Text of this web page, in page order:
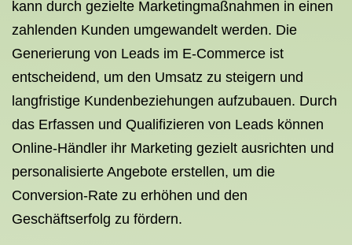
kann durch gezielte Marketingmaßnahmen in einen
zahlenden Kunden umgewandelt werden. Die
Generierung von Leads im E-Commerce ist
entscheidend, um den Umsatz zu steigern und
langfristige Kundenbeziehungen aufzubauen. Durch
das Erfassen und Qualifizieren von Leads können
Online-Händler ihr Marketing gezielt ausrichten und
personalisierte Angebote erstellen, um die
Conversion-Rate zu erhöhen und den
Geschäftserfolg zu fördern.